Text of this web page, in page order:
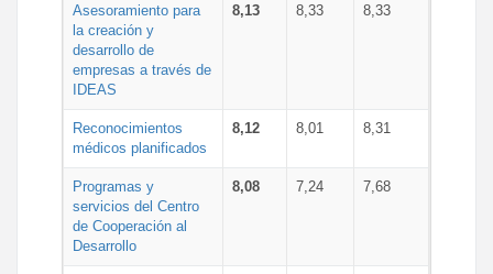
Asesoramiento para
la creación y
desarrollo de
empresas a través de
IDEAS
8,13 8,33 8,33
Reconocimientos
médicos planificados
8,12 8,01 8,31
Programas y
servicios del Centro
de Cooperación al
Desarrollo
8,08 7,24 7,68